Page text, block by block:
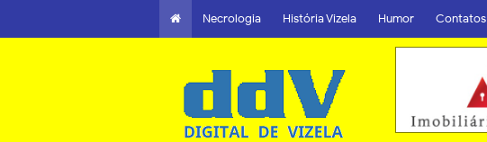
Necrologia História Vizela Humor Contatos